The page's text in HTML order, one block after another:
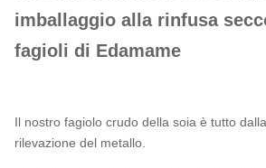
imballaggio alla rinfusa
fagioli di Edamame
Il nostro fagiolo crudo della soia è tutto
rilevazione del metallo.